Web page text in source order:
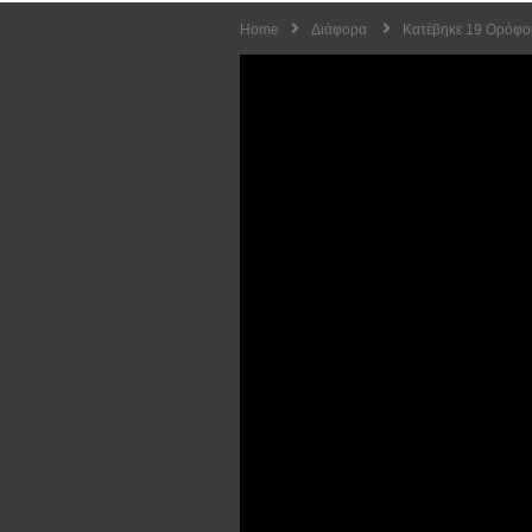
Home Διάφορα Κατέβηκε 19